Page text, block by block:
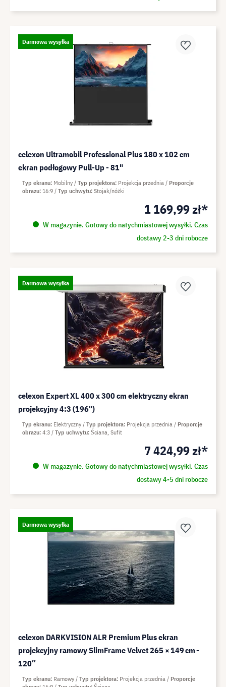
Darmowa wysyłka
celexon Ultramobil Professional Plus 180 x 102 cm
ekran podłogowy Pull-Up - 81"
1 169,99 zł*
W magazynie. Gotowy do natychmiastowej wysyłki. Czas
dostawy 2-3 dni robocze
Typ ekranu Mobilny Typ projektora Projekcja przednia
Proporcje
obrazu 16:9 Typ uchwytu Stojak/nóżki
Darmowa wysyłka
celexon Expert XL 400 x 300 cm elektryczny ekran
projekcyjny 4:3 (196")
7 424,99 zł*
W magazynie. Gotowy do natychmiastowej wysyłki. Czas
dostawy 4-5 dni robocze
Typ ekranu Elektryczny Typ projektora Projekcja przednia
Proporcje
obrazu 4:3 Typ uchwytu Ściana, Sufit
Darmowa wysyłka
celexon DARKVISION ALR Premium Plus ekran
projekcyjny ramowy SlimFrame Velvet 265 × 149 cm -
120″
Typ ekranu Ramowy Typ projektora Projekcja przednia
Proporcje